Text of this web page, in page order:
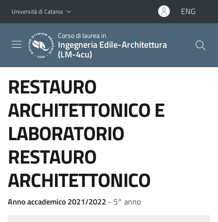
Vai al contenuto principale
Vai al menu di navigazione
Università di Catania ENG
Corso di laurea in
Ingegneria Edile-Architettura
(LM-4cu)
RESTAURO
ARCHITETTONICO E
LABORATORIO
RESTAURO
ARCHITETTONICO
Anno accademico 2021/2022 - 5° anno